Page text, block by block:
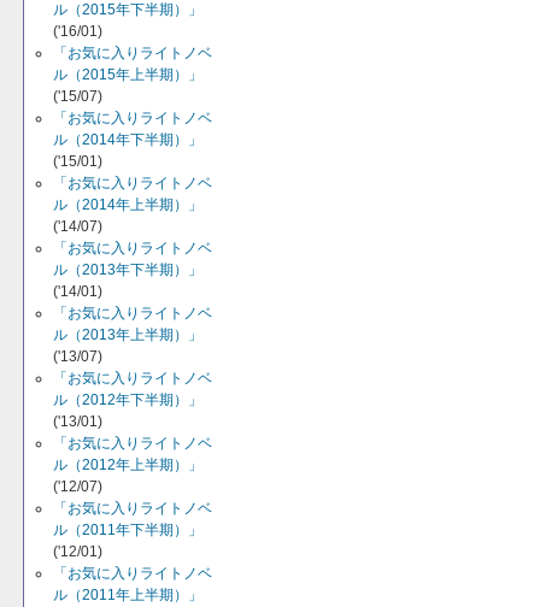
ル（2015年下半期）」
('16/01)
「お気に入りライトノベ
ル（2015年上半期）」
('15/07)
「お気に入りライトノベ
ル（2014年下半期）」
('15/01)
「お気に入りライトノベ
ル（2014年上半期）」
('14/07)
「お気に入りライトノベ
ル（2013年下半期）」
('14/01)
「お気に入りライトノベ
ル（2013年上半期）」
('13/07)
「お気に入りライトノベ
ル（2012年下半期）」
('13/01)
「お気に入りライトノベ
ル（2012年上半期）」
('12/07)
「お気に入りライトノベ
ル（2011年下半期）」
('12/01)
「お気に入りライトノベ
ル（2011年上半期）」